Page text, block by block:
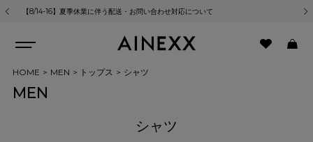
【8/14-16】夏季休業に伴う配送・お問い合わせ対応について 熊
HOME MEN トップス シャツ
MEN
シャツ